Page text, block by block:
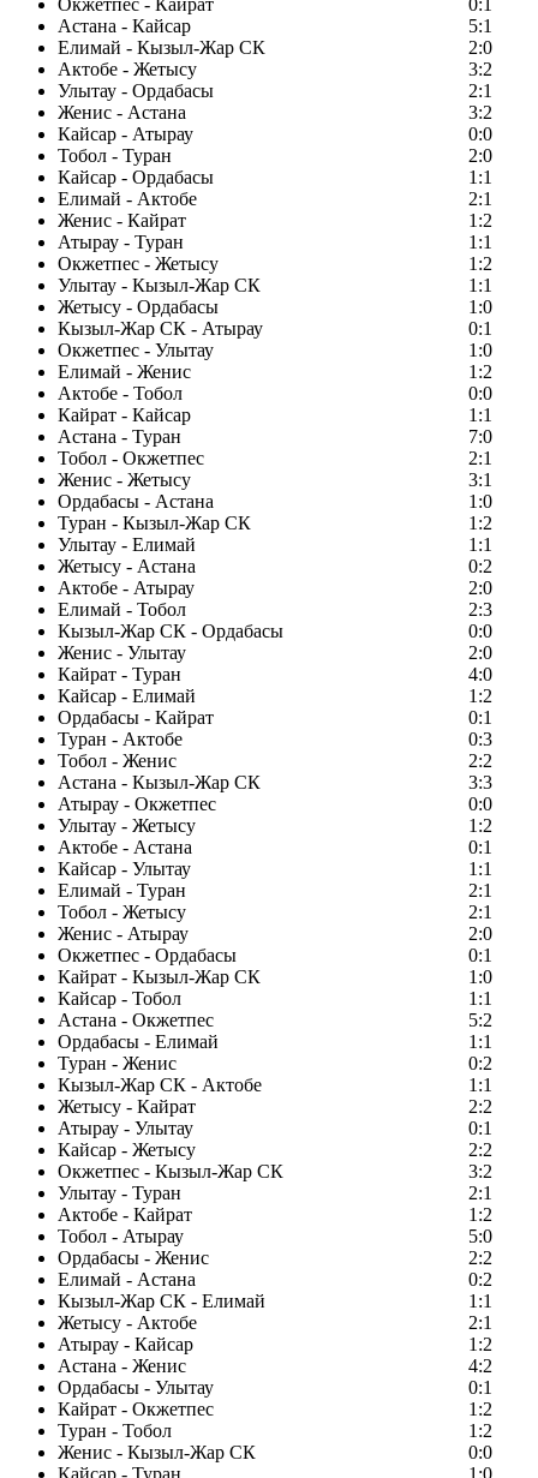
Окжетпес - Кайрат
0:1
Астана - Кайсар
5:1
Елимай - Кызыл-Жар СК
2:0
Актобе - Жетысу
3:2
Улытау - Ордабасы
2:1
Женис - Астана
3:2
Кайсар - Атырау
0:0
Тобол - Туран
2:0
Кайсар - Ордабасы
1:1
Елимай - Актобе
2:1
Женис - Кайрат
1:2
Атырау - Туран
1:1
Окжетпес - Жетысу
1:2
Улытау - Кызыл-Жар СК
1:1
Жетысу - Ордабасы
1:0
Кызыл-Жар СК - Атырау
0:1
Окжетпес - Улытау
1:0
Елимай - Женис
1:2
Актобе - Тобол
0:0
Кайрат - Кайсар
1:1
Астана - Туран
7:0
Тобол - Окжетпес
2:1
Женис - Жетысу
3:1
Ордабасы - Астана
1:0
Туран - Кызыл-Жар СК
1:2
Улытау - Елимай
1:1
Жетысу - Астана
0:2
Актобе - Атырау
2:0
Елимай - Тобол
2:3
Кызыл-Жар СК - Ордабасы
0:0
Женис - Улытау
2:0
Кайрат - Туран
4:0
Кайсар - Елимай
1:2
Ордабасы - Кайрат
0:1
Туран - Актобе
0:3
Тобол - Женис
2:2
Астана - Кызыл-Жар СК
3:3
Атырау - Окжетпес
0:0
Улытау - Жетысу
1:2
Актобе - Астана
0:1
Кайсар - Улытау
1:1
Елимай - Туран
2:1
Тобол - Жетысу
2:1
Женис - Атырау
2:0
Окжетпес - Ордабасы
0:1
Кайрат - Кызыл-Жар СК
1:0
Кайсар - Тобол
1:1
Астана - Окжетпес
5:2
Ордабасы - Елимай
1:1
Туран - Женис
0:2
Кызыл-Жар СК - Актобе
1:1
Жетысу - Кайрат
2:2
Атырау - Улытау
0:1
Кайсар - Жетысу
2:2
Окжетпес - Кызыл-Жар СК
3:2
Улытау - Туран
2:1
Актобе - Кайрат
1:2
Тобол - Атырау
5:0
Ордабасы - Женис
2:2
Елимай - Астана
0:2
Кызыл-Жар СК - Елимай
1:1
Жетысу - Актобе
2:1
Атырау - Кайсар
1:2
Астана - Женис
4:2
Ордабасы - Улытау
0:1
Кайрат - Окжетпес
1:2
Туран - Тобол
1:2
Женис - Кызыл-Жар СК
0:0